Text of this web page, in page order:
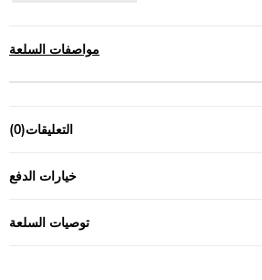
مواصفات السلعة
التعليقات(0)
خيارات الدفع
توصيات السلعة